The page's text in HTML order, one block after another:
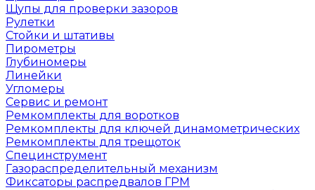
Щупы для проверки зазоров
Рулетки
Стойки и штативы
Пирометры
Глубиномеры
Линейки
Угломеры
Сервис и ремонт
Ремкомплекты для воротков
Ремкомплекты для ключей динамометрических
Ремкомплекты для трещоток
Специнструмент
Газораспределительный механизм
Фиксаторы распредвалов ГРМ